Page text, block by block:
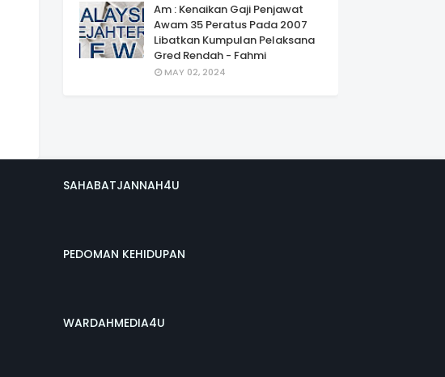
Am : Kenaikan Gaji Penjawat
Awam 35 Peratus Pada 2007
Libatkan Kumpulan Pelaksana
Gred Rendah - Fahmi
MAY 02, 2024
SAHABATJANNAH4U
PEDOMAN KEHIDUPAN
WARDAHMEDIA4U